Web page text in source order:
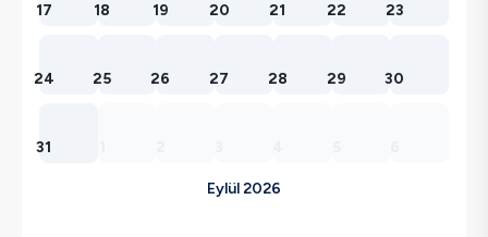
17 18 19 20 21 22 23
24 25 26 27 28 29 30
31
Eylül 2026